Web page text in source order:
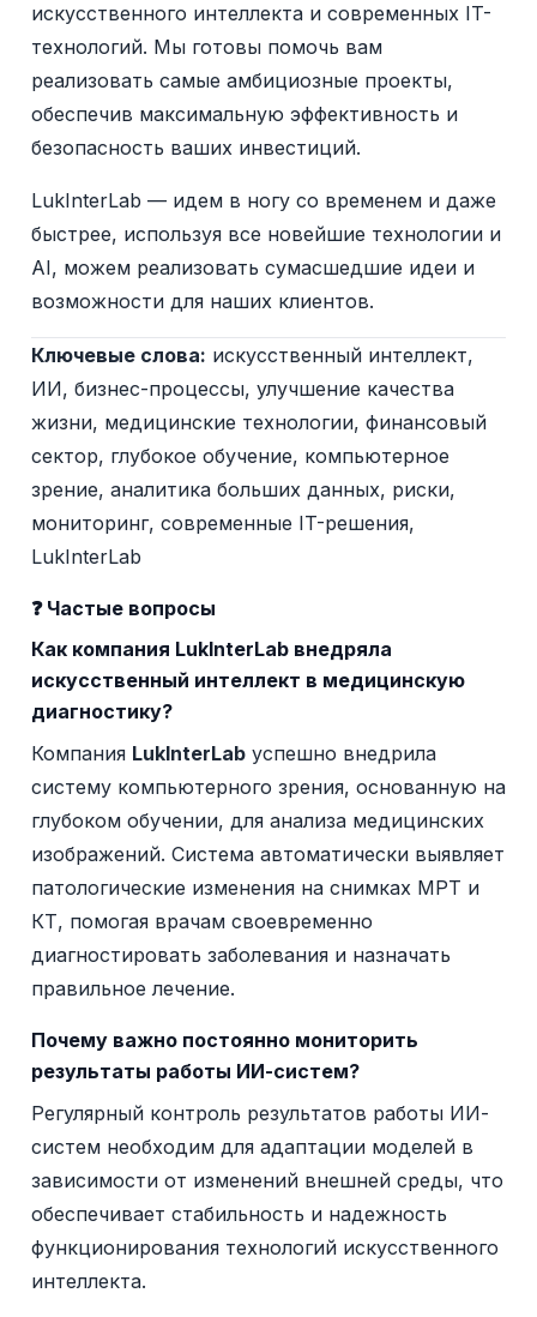
искусственного интеллекта и современных IT-
технологий. Мы готовы помочь вам
реализовать самые амбициозные проекты,
обеспечив максимальную эффективность и
безопасность ваших инвестиций.
LukInterLab — идем в ногу со временем и даже
быстрее, используя все новейшие технологии и
AI, можем реализовать сумасшедшие идеи и
возможности для наших клиентов.
Ключевые слова: искусственный интеллект,
ИИ, бизнес-процессы, улучшение качества
жизни, медицинские технологии, финансовый
сектор, глубокое обучение, компьютерное
зрение, аналитика больших данных, риски,
мониторинг, современные IT-решения,
LukInterLab
❓ Частые вопросы
Как компания LukInterLab внедряла
искусственный интеллект в медицинскую
диагностику?
Компания LukInterLab успешно внедрила
систему компьютерного зрения, основанную на
глубоком обучении, для анализа медицинских
изображений. Система автоматически выявляет
патологические изменения на снимках МРТ и
КТ, помогая врачам своевременно
диагностировать заболевания и назначать
правильное лечение.
Почему важно постоянно мониторить
результаты работы ИИ-систем?
Регулярный контроль результатов работы ИИ-
систем необходим для адаптации моделей в
зависимости от изменений внешней среды, что
обеспечивает стабильность и надежность
функционирования технологий искусственного
интеллекта.